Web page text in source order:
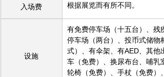
入场费 根据展览而有所不同。
设施
有免费停车场（十五台）、残
停车场（两台）、投币式储物
式）、有伞架、有AED、其他
车（免费）、换尿布台、哺乳
轮椅（免费）、手杖（免费）